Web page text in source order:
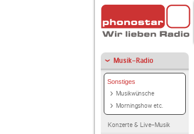
Musik-Radio
Sonstiges
Musikwünsche
Morningshow etc.
Konzerte & Live-Musik